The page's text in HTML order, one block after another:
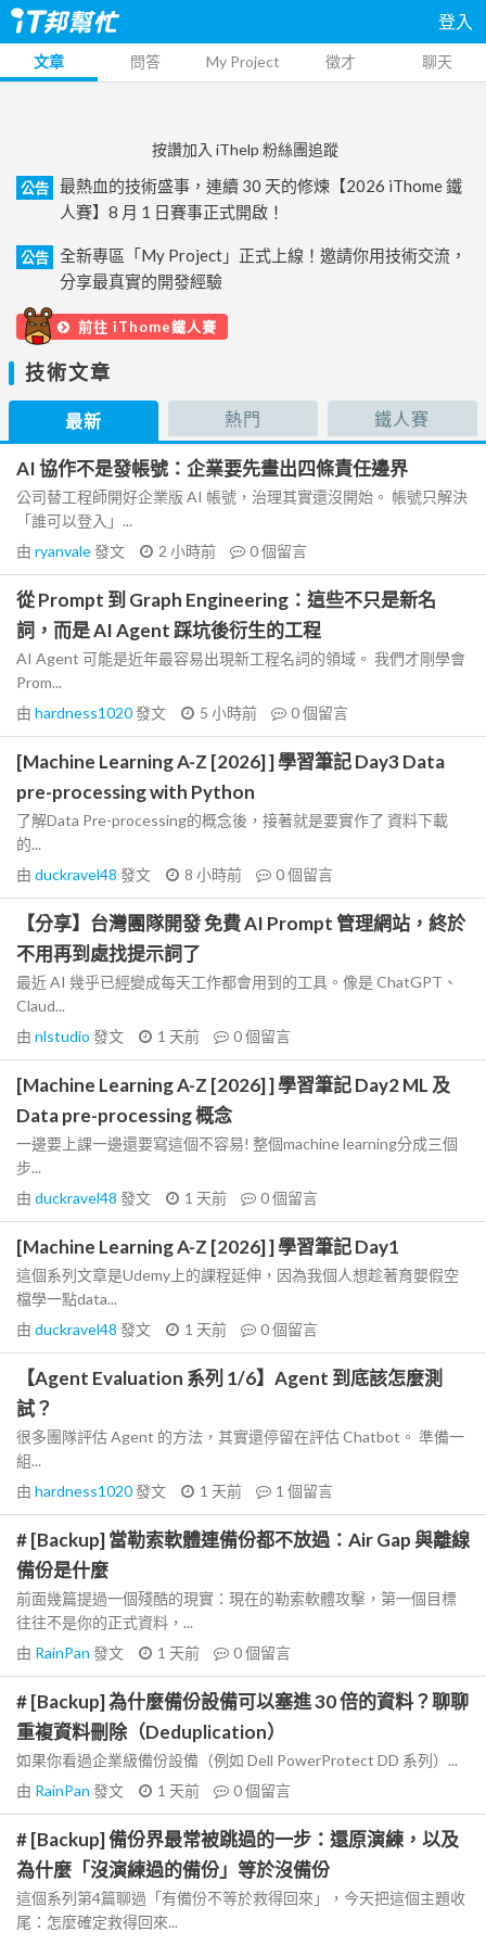
登入
文章 問答 My Project 徵才 聊天
按讚加入 iThelp 粉絲團追蹤
公告
最熱血的技術盛事，連續 30 天的修煉【2026 iThome 鐵
人賽】8 月 1 日賽事正式開啟！
公告
全新專區「My Project」正式上線！邀請你用技術交流，
分享最真實的開發經驗
前往 iThome鐵人賽
技術文章
最新 熱門 鐵人賽
AI 協作不是發帳號：企業要先畫出四條責任邊界
公司替工程師開好企業版 AI 帳號，治理其實還沒開始。 帳號只解決
「誰可以登入」...
由 ryanvale發文 2 小時前 0個留言
從 Prompt 到 Graph Engineering：這些不只是新名
詞，而是 AI Agent 踩坑後衍生的工程
AI Agent 可能是近年最容易出現新工程名詞的領域。 我們才剛學會
Prom...
由 hardness1020發文 5 小時前 0個留言
[Machine Learning A-Z [2026] ] 學習筆記 Day3 Data
pre-processing with Python
了解Data Pre-processing的概念後，接著就是要實作了 資料下載
的...
由 duckravel48 發文 8 小時前 0個留言
【分享】台灣團隊開發 免費 AI Prompt 管理網站，終於
不用再到處找提示詞了
最近 AI 幾乎已經變成每天工作都會用到的工具。像是 ChatGPT、
Claud...
由 nlstudio 發文 1 天前 0個留言
[Machine Learning A-Z [2026] ] 學習筆記 Day2 ML 及
Data pre-processing 概念
一邊要上課一邊還要寫這個不容易! 整個machine learning分成三個
步...
由 duckravel48 發文 1 天前 0個留言
[Machine Learning A-Z [2026] ] 學習筆記 Day1
這個系列文章是Udemy上的課程延伸，因為我個人想趁著育嬰假空
檔學一點data...
由 duckravel48 發文 1 天前 0個留言
【Agent Evaluation 系列 1/6】Agent 到底該怎麼測
試？
很多團隊評估 Agent 的方法，其實還停留在評估 Chatbot。 準備一
組...
由 hardness1020發文 1 天前 1 個留言
# [Backup] 當勒索軟體連備份都不放過：Air Gap 與離線
備份是什麼
前面幾篇提過一個殘酷的現實：現在的勒索軟體攻擊，第一個目標
往往不是你的正式資料，...
由 RainPan 發文 1 天前 0個留言
# [Backup] 為什麼備份設備可以塞進 30 倍的資料？聊聊
重複資料刪除（Deduplication）
如果你看過企業級備份設備（例如 Dell PowerProtect DD 系列）...
由 RainPan 發文 1 天前 0個留言
# [Backup] 備份界最常被跳過的一步：還原演練，以及
為什麼「沒演練過的備份」等於沒備份
這個系列第4篇聊過「有備份不等於救得回來」，今天把這個主題收
尾：怎麼確定救得回來...